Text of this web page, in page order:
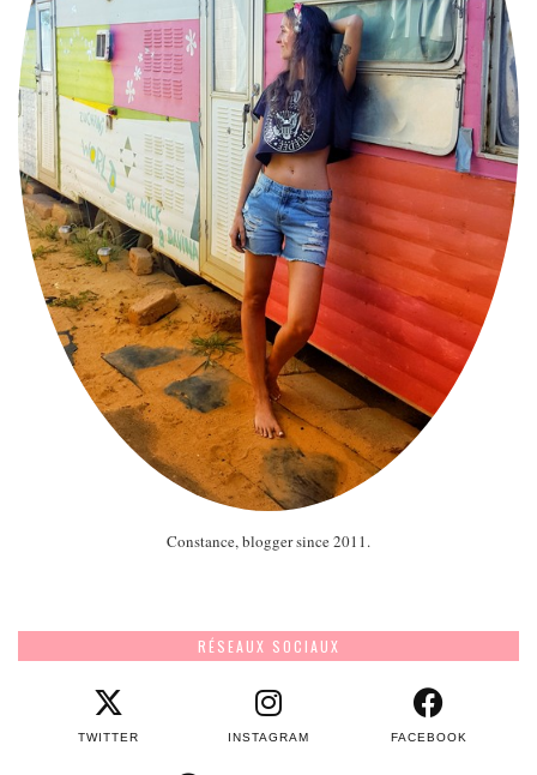
Constance, blogger since 2011.
RÉSEAUX SOCIAUX
TWITTER INSTAGRAM FACEBOOK